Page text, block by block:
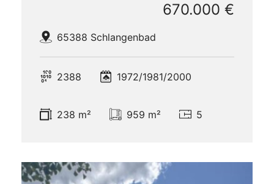
65388 Schlangenbad
670.000 €
2388 1972/1981/2000
238 m² 959 m² 5